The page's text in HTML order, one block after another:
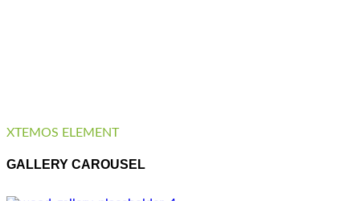
XTEMOS ELEMENT
GALLERY CAROUSEL